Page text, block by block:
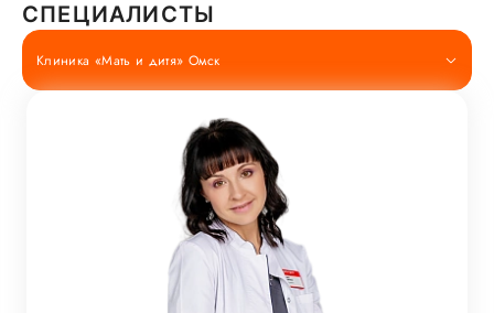
СПЕЦИАЛИСТЫ
Клиника «Мать и дитя» Омск